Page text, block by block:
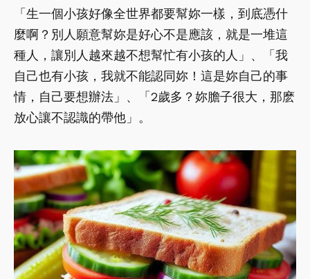
「生一個小孩好像全世界都要幫妳一樣，到底憑什
麼啊？別人願意幫妳是好心不是應該，就是一堆這
種人，讓別人越來越不想幫忙有小孩的人」、「我
自己也有小孩，我就不能認同妳！這是妳自己的事
情，自己要想辦法」、「2歲多？妳膽子很大，那麽
放心讓不認識的帶他」。